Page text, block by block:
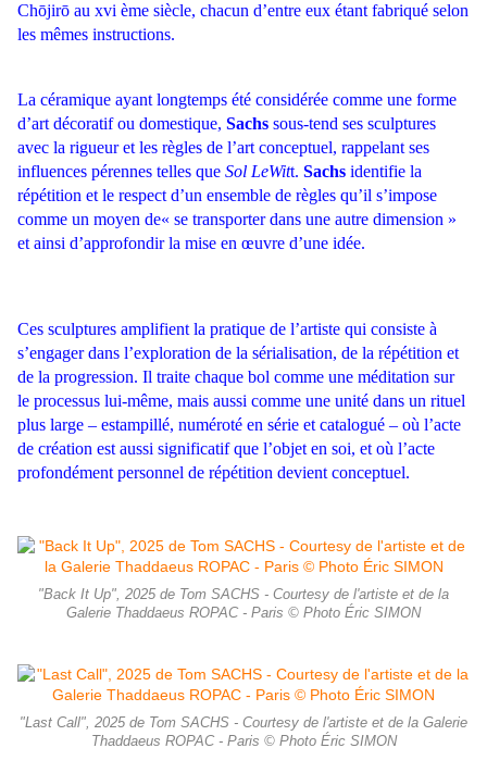
Chōjirō au xvi ème siècle, chacun d’entre eux étant fabriqué selon
les mêmes instructions.
La céramique ayant longtemps été considérée comme une forme
d’art décoratif ou domestique, Sachs sous-tend ses sculptures
avec la rigueur et les règles de l’art conceptuel, rappelant ses
influences pérennes telles que Sol LeWitt. Sachs identifie la
répétition et le respect d’un ensemble de règles qu’il s’impose
comme un moyen de« se transporter dans une autre dimension »
et ainsi d’approfondir la mise en œuvre d’une idée.
Ces sculptures amplifient la pratique de l’artiste qui consiste à
s’engager dans l’exploration de la sérialisation, de la répétition et
de la progression. Il traite chaque bol comme une méditation sur
le processus lui-même, mais aussi comme une unité dans un rituel
plus large – estampillé, numéroté en série et catalogué – où l’acte
de création est aussi significatif que l’objet en soi, et où l’acte
profondément personnel de répétition devient conceptuel.
"Back It Up", 2025 de Tom SACHS - Courtesy de l'artiste et de la
Galerie Thaddaeus ROPAC - Paris © Photo Éric SIMON
"Last Call", 2025 de Tom SACHS - Courtesy de l'artiste et de la Galerie
Thaddaeus ROPAC - Paris © Photo Éric SIMON